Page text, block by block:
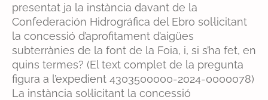
presentat ja la instància davant de la
Confederación Hidrográfica del Ebro sol·licitant
la concessió d’aprofitament d’aigües
subterrànies de la font de la Foia, i, si s’ha fet, en
quins termes? (El text complet de la pregunta
figura a l’expedient 4303500000-2024-0000078)
La instància sol·licitant la concessió